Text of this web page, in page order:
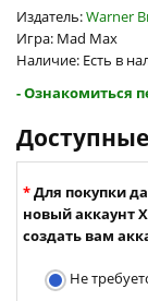
Издатель:Warner
Игра: Mad Max
Наличие: Есть в
- Ознакомиться
Для покупки
новый аккаунт
создать вам
Не